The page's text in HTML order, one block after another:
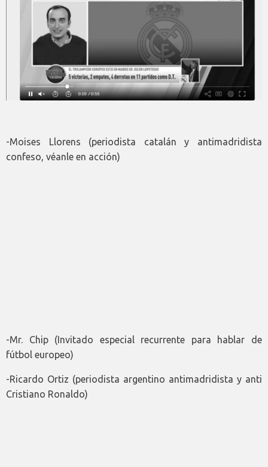
-Moises Llorens (periodista catalán y antimadridista
confeso, véanle en acción)
-Mr. Chip (Invitado especial recurrente para hablar de
fútbol europeo)
-Ricardo Ortiz (periodista argentino antimadridista y anti
Cristiano Ronaldo)